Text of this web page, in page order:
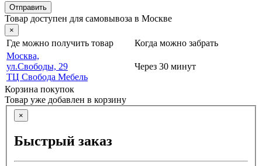
Отправить
Товар доступен для самовывоза в Москве
×
Где можно получить товар
Когда можно забрать
Москва,
ул.Свободы, 29
ТЦ Свобода Мебель
Через 30 минут
Корзина покупок
Товар уже добавлен в корзину
×
Быстрый заказ